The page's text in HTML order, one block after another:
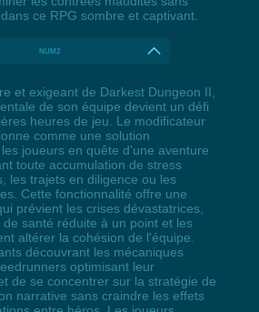
ce RPG sombre et captivant.
NUM2
et exigeant de Darkest Dungeon II,
de son équipe devient un défi
heures de jeu. Le modificateur
comme une solution
joueurs en quête d'une aventure
toute accumulation de stress
les trajets en diligence ou les
Cette fonctionnalité offre une
prévient les crises dévastatrices,
santé réduite à un point et les
altérer la cohésion de l'équipe.
découvrant les mécaniques
optimisant leur
de se concentrer sur la stratégie de
narrative sans craindre les effets